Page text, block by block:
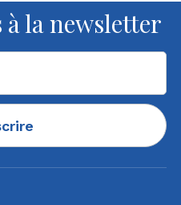
la newsletter